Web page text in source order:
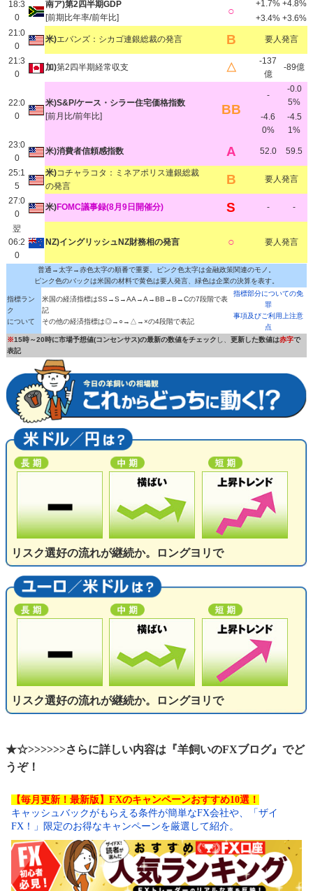
18:3
0
南ア)第2四半期GDP
[前期比年率/前年比]
○
+1.7% +4.8%
+3.4% +3.6%
21:0
0
米)エバンズ：シカゴ連銀総裁の発言 B 要人発言
21:3
0
加)第2四半期経常収支 △
-137
億
-89億
22:0
0
米)S&P/ケース・シラー住宅価格指数
[前月比/前年比]
BB
-
-0.0
5%
-4.6
0%
-4.5
1%
23:0
0
米)消費者信頼感指数 A 52.0 59.5
25:1
5
米)コチャラコタ：ミネアポリス連銀総裁
の発言
B 要人発言
27:0
0
米)FOMC議事録(8月9日開催分) S - -
翌
06:2
0
NZ)イングリッシュNZ財務相の発言 ○ 要人発言
普通→太字→赤色太字の順番で重要。ピンク色太字は金融政策関連のモノ。
ピンク色のバックは米国の材料で黄色は要人発言、緑色は企業の決算を表す。
指標ラン
ク
について
米国の経済指標はSS→S→AA→A→BB→B→Cの7段階で表
記
その他の経済指標は◎→○→△→×の4段階で表記
指標部分についての免
罪
事項及びご利用上注意
点
※15時～20時に市場予想値(コンセンサス)の最新の数値をチェック し、 更新した数値は赤字で
表記
リスク選好の流れが継続か。ロングヨリで
リスク選好の流れが継続か。ロングヨリで
★☆>>>>>>さらに詳しい内容は『羊飼いのFXブログ』でど
うぞ！
【毎月更新！最新版】FXのキャンペーンおすすめ10選！
キャッシュバックがもらえる条件が簡単なFX会社や、「ザイ
FX！」限定のお得なキャンペーンを厳選して紹介。